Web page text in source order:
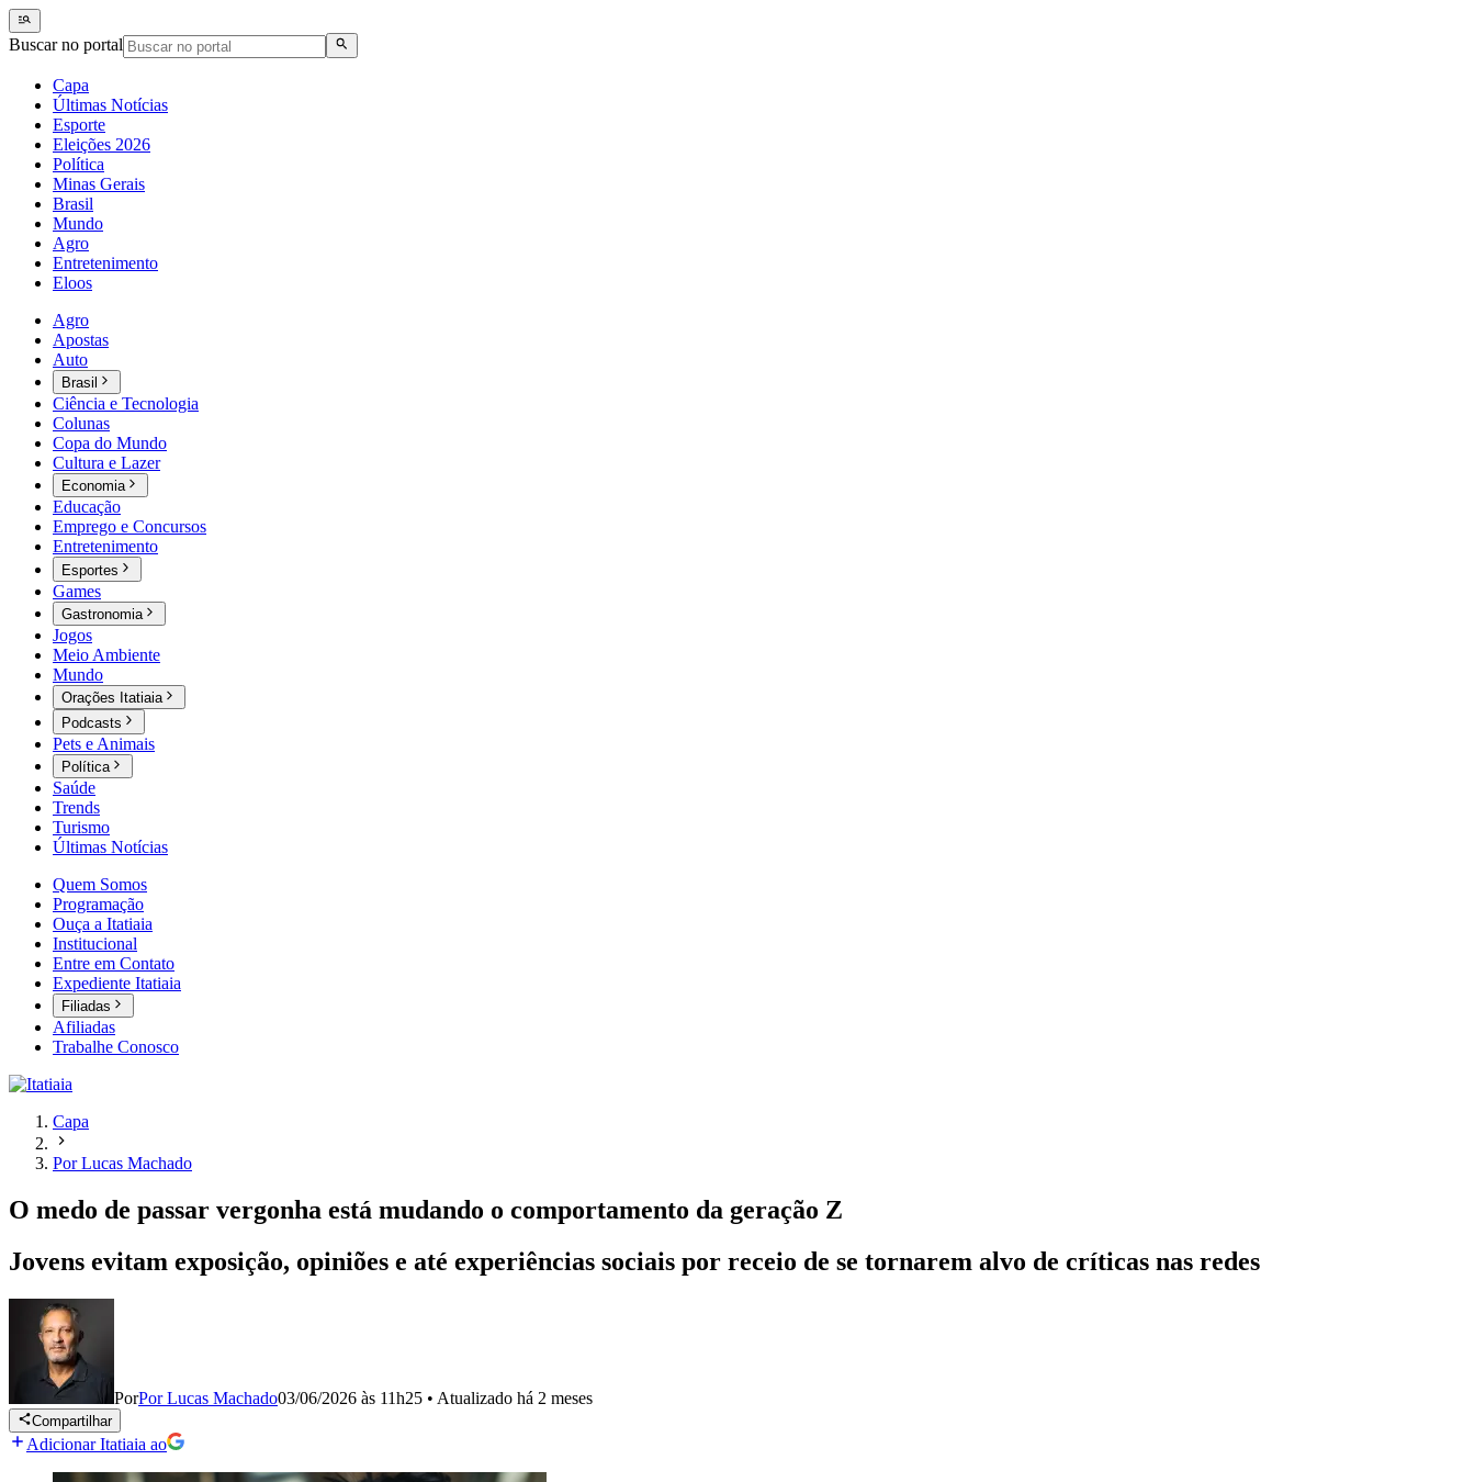
Buscar no portal
Capa
Últimas Notícias
Esporte
Eleições 2026
Política
Minas Gerais
Brasil
Mundo
Agro
Entretenimento
Eloos
Agro
Apostas
Auto
Brasil
Ciência e Tecnologia
Colunas
Copa do Mundo
Cultura e Lazer
Economia
Educação
Emprego e Concursos
Entretenimento
Esportes
Games
Gastronomia
Jogos
Meio Ambiente
Mundo
Orações Itatiaia
Podcasts
Pets e Animais
Política
Saúde
Trends
Turismo
Últimas Notícias
Quem Somos
Programação
Ouça a Itatiaia
Institucional
Entre em Contato
Expediente Itatiaia
Filiadas
Afiliadas
Trabalhe Conosco
Capa
Por Lucas Machado
O medo de passar vergonha está mudando o comportamento da geração Z
Jovens evitam exposição, opiniões e até experiências sociais por receio de se tornarem alvo de críticas nas redes
PorPor Lucas Machado03/06/2026 às 11h25 • Atualizado há 2 meses
Compartilhar
Adicionar Itatiaia ao